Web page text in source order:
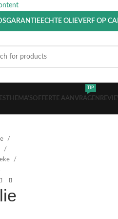
ECHTE OLIEVERF OP
THEMA’SOFFERTE AANVRAGEN
TIP